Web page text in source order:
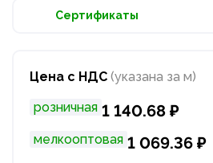
Сертификаты
Цена с НДС (указана за м)
розничная 1 140.68 ₽
мелкооптовая 1 069.36 ₽